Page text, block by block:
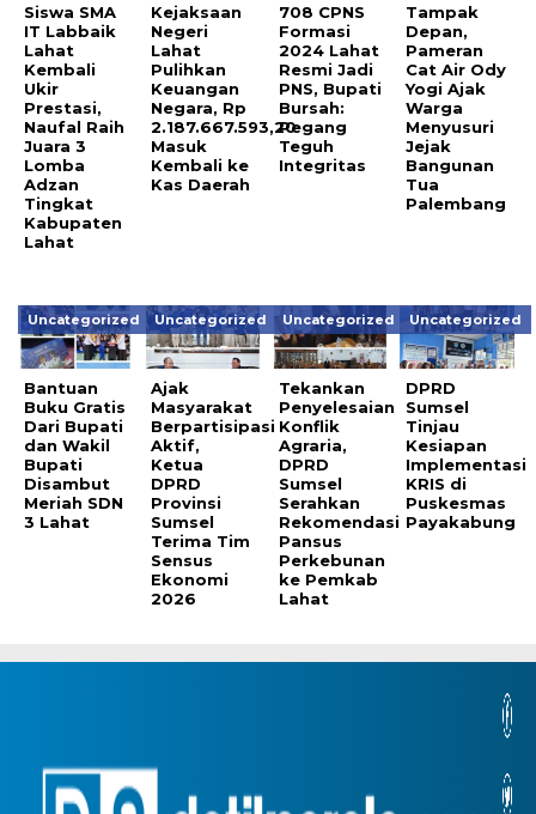
Siswa SMA
IT Labbaik
Lahat
Kembali
Ukir
Prestasi,
Naufal Raih
Juara 3
Lomba
Adzan
Tingkat
Kabupaten
Lahat
Kejaksaan
Negeri
Lahat
Pulihkan
Keuangan
Negara, Rp
2.187.667.593,20
Masuk
Kembali ke
Kas Daerah
708 CPNS
Formasi
2024 Lahat
Resmi Jadi
PNS, Bupati
Bursah:
Pegang
Teguh
Integritas
Tampak
Depan,
Pameran
Cat Air Ody
Yogi Ajak
Warga
Menyusuri
Jejak
Bangunan
Tua
Palembang
Uncategorized
Bantuan
Buku Gratis
Dari Bupati
dan Wakil
Bupati
Disambut
Meriah SDN
3 Lahat
Uncategorized
Ajak
Masyarakat
Berpartisipasi
Aktif,
Ketua
DPRD
Provinsi
Sumsel
Terima Tim
Sensus
Ekonomi
2026
Uncategorized
Tekankan
Penyelesaian
Konflik
Agraria,
DPRD
Sumsel
Serahkan
Rekomendasi
Pansus
Perkebunan
ke Pemkab
Lahat
Uncategorized
DPRD
Sumsel
Tinjau
Kesiapan
Implementasi
KRIS di
Puskesmas
Payakabung